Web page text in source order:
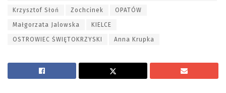
Krzysztof Słoń Zochcinek OPATÓW
Małgorzata Jalowska KIELCE
OSTROWIEC ŚWIĘTOKRZYSKI Anna Krupka